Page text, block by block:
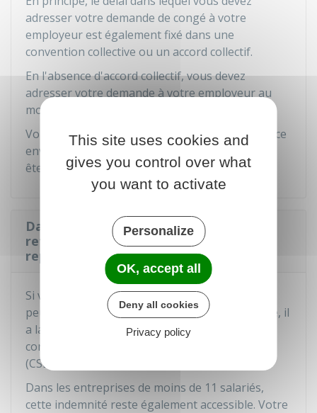
adresser votre demande de congé à votre
employeur est également fixé dans une
convention collective ou un accord collectif.
En l'absence d'accord collectif, vous devez
adresser votre demande à votre employeur au
moins
Vous devez préciser la date, la durée de l'absence
envisagée et l'instance au sein de laquelle vous
êtes appelé à siéger.
Dans quel cas un employeur peut-il
refuser une demande de congé de
représentation ?
Si votre employeur estime que votre absence
peut perturber la bonne marche de l'entreprise, il
a la possibilité de refuser votre congé après
consultation du comité social et économique
(CSE).
Dans les entreprises de moins de 11 salariés,
cette indemnité reste également accessible. Votre
This site uses cookies and
gives you control over what
you want to activate
Personalize
OK, accept all
Deny all cookies
Privacy policy